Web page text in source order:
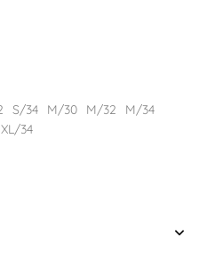
S/34 M/30 M/32
M/34
XL/34